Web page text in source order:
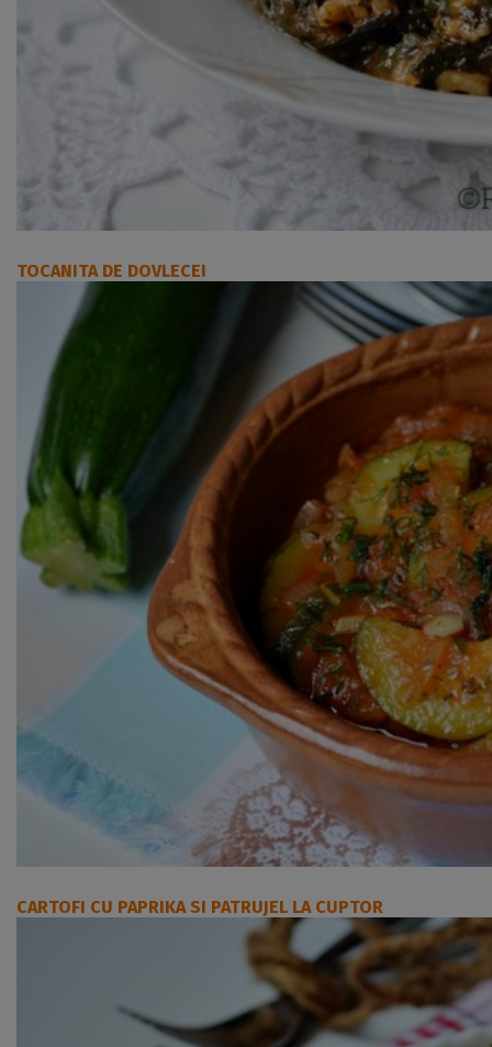
TOCANITA DE DOVLECEI
CARTOFI CU PAPRIKA SI PATRUJEL LA CUPTOR